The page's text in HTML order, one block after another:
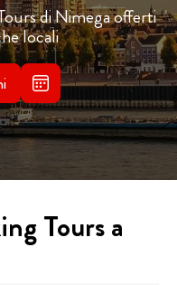
di Nimega offerti
locali
Tours a